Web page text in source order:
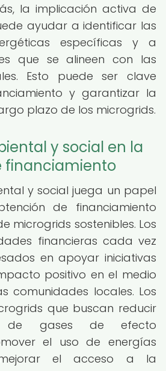
la implicación activa de
ayudar a identificar las
específicas y a
que se alineen con las
Esto puede ser clave
y garantizar la
plazo de los microgrids.
y social en la
financiamiento
y social juega un papel
de financiamiento
microgrids sostenibles. Los
financieras cada vez
en apoyar iniciativas
positivo en el medio
comunidades locales. Los
que buscan reducir
de gases de efecto
el uso de energías
el acceso a la